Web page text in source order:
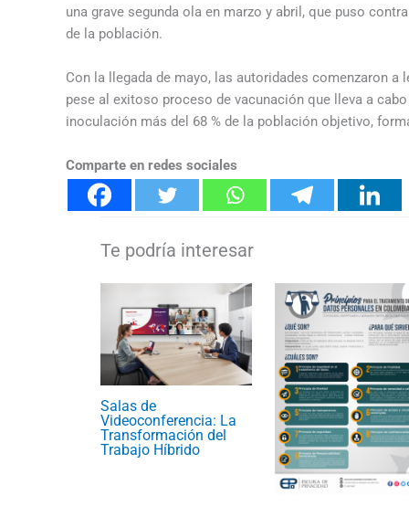
una grave segunda ola en marzo y abril, que puso
de la población.
Con la llegada de mayo, las autoridades comenzaron
pese al exitoso proceso de vacunación que lleva a
inoculación más del 68 % de la población objetivo,
Comparte en redes sociales
Salas de
Videoconferencia: La
Transformación del
Trabajo Híbrido